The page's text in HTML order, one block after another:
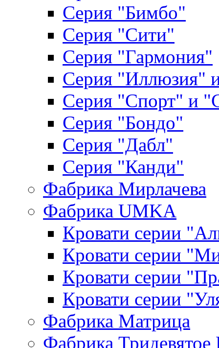
Серия "Бимбо"
Серия "Сити"
Серия "Гармония"
Серия "Иллюзия"
Серия "Спорт" и
Серия "Бондо"
Серия "Дабл"
Серия "Канди"
Фабрика Мирлачева
Фабрика UMKA
Кровати серии
Кровати серии
Кровати серии
Кровати серии
Фабрика Матрица
Фабрика Тридевятое